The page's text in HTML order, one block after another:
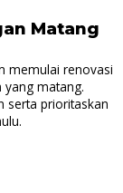
Matang
memulai renovasi
matang.
serta prioritaskan